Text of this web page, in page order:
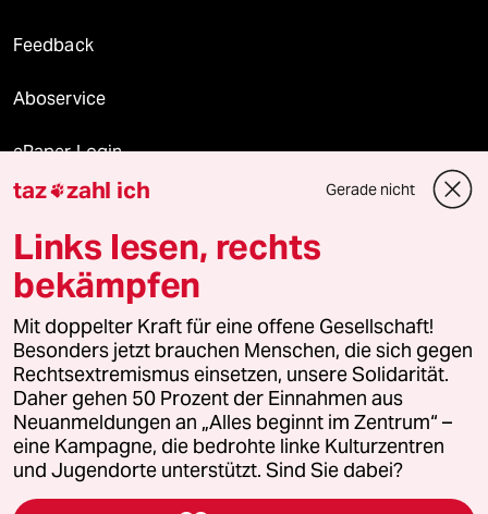
Feedback
Aboservice
ePaper Login
Downloads für Abonnierende
© 2026 taz Verlags und Vertriebs GmbH
Alle Rechte vorbehalten. Bei rechtlichen Fragen oder für Genehmigungen
wenden Sie sich bitte an
lizenzen@taz.de
Feedback Redaktionsstatut Kommune-Richtlinien
Leitlinie Informant Datenschutz Impressum AGB
taz zahl ich Gerade nicht
Links lesen, rechts
bekämpfen
Mit doppelter Kraft für eine offene Gesellschaft!
Besonders jetzt brauchen Menschen, die sich gegen
Rechtsextremismus einsetzen, unsere Solidarität.
Daher gehen 50 Prozent der Einnahmen aus
Neuanmeldungen an „Alles beginnt im Zentrum“ –
eine Kampagne, die bedrohte linke Kulturzentren
und Jugendorte unterstützt. Sind Sie dabei?